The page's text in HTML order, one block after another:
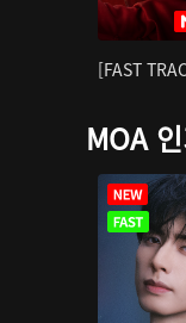
[FAST
MOA